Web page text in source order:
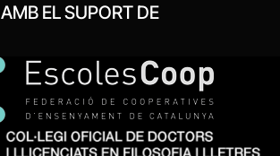
AMB EL SUPORT DE